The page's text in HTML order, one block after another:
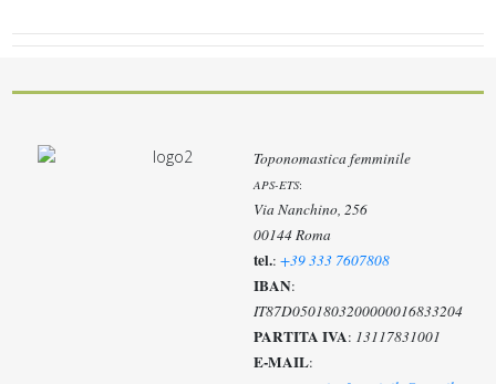
Toponomastica femminile
APS-ETS:
Via Nanchino, 256
00144 Roma
tel.:+39 333 7607808
IBAN:
IT87D0501803200000016833204
PARTITA IVA: 13117831001
E-MAIL: